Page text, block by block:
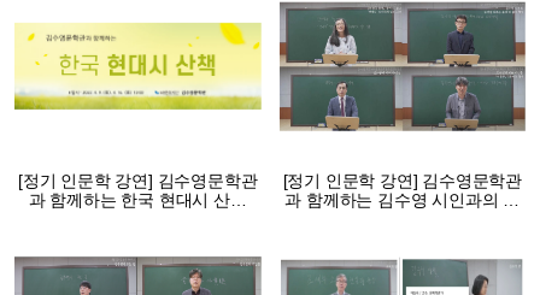
[정기 인문학 강연] 김수영문학관
과 함께하는 한국 현대시 산책
[정기 인문학 강연] 김수영문학관
과 함께하는 김수영 시인과의 산